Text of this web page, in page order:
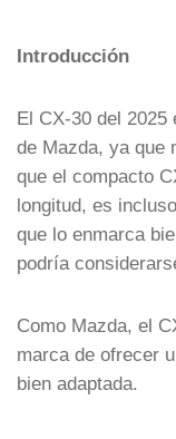
Introducción
El CX-30 del
de Mazda, ya que
que el compacto
longitud, es
que lo enmarca
podría
Como Mazda, el
marca de ofrecer
bien adaptada.